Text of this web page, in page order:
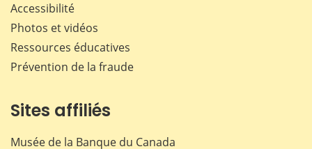
Accessibilité
Photos et vidéos
Ressources éducatives
Prévention de la fraude
Sites affiliés
Musée de la Banque du Canada